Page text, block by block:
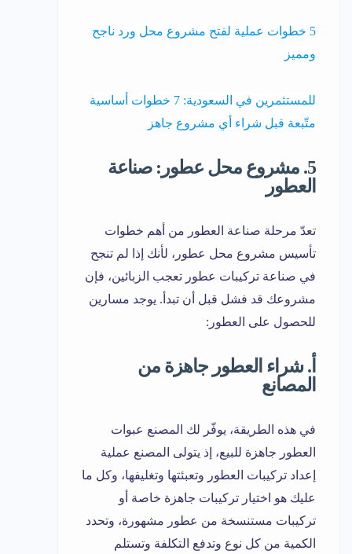
5 خطوات عملية لفتح مشروع محل ورد ناجح
ومميز
للمستثمرين في السعودية: 7 خطوات أساسية
متّبعة قبل شراء أي مشروع جاهز
5. مشروع محل عطور: صناعة
العطور
تعدّ مرحلة صناعة العطور من أهم خطوات
تأسيس مشروع محل عطور، لأنك إذا لم تنجح
في صناعة تركيبات عطور تعجب الزبائين، فإن
مشروعك قد فشل قبل أن تبدأ. يوجد مسارين
للحصول على العطور:
أ. شراء العطور جاهزة من
المصانع
في هذه الطريقة، يوفّر لك المصنع عبوات
العطور جاهزة للبيع، إذ يتولى المصنع عملية
إعداد تركيبات العطور وتعبئتها وتغليفها، وكل ما
عليك هو اختيار تركيبات جاهزة خاصة أو
تركيبات مستنسخة من عطور مشهورة، وتحدد
الكمية من كل نوع وتدفع التكلفة وتستلم